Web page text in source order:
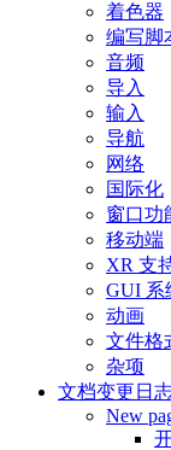
着色器
编写脚
音频
导入
输入
导航
网络
国际化
窗口功
移动端
XR 支
GUI 系
动画
文件格
杂项
文档变更日
New